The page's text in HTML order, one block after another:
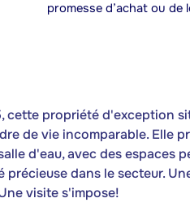
promesse d’achat ou de
cette propriété d'exception
de vie incomparable. Elle
d'eau, avec des espaces
précieuse dans le secteur.
visite s'impose!